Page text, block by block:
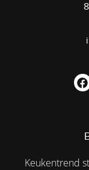
Keukentrend